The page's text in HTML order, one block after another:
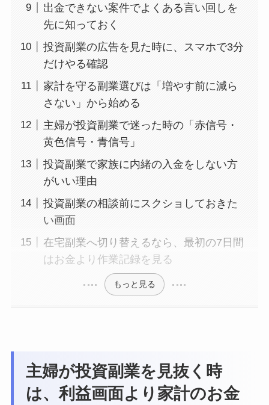
出金できない案件でよくある言い回しを
先に知っておく
投資副業の広告を見た時に、スマホで3分
だけやる確認
家計を守る副業選びは「増やす前に減ら
さない」から始める
主婦が投資副業で迷った時の「赤信号・
黄色信号・青信号」
投資副業で家族に内緒の入金をしない方
がいい理由
投資副業の相談前にスクショしておきた
い画面
在宅副業へ切り替えるなら、最初の7日間
はお金より作業記録を見る
もっと見る
主婦が投資副業を見抜く時
は、利益画面より家計のお金